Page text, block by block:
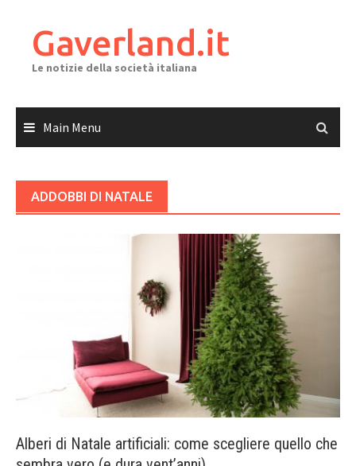
contentGaverland.it
Le notizie della società italiana
Main Menu
ADDOBBI DI NATALE
Alberi di Natale artificiali: come scegliere quello che